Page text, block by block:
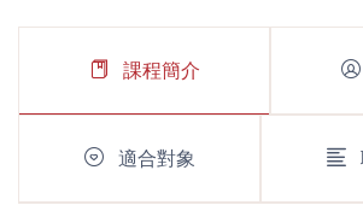
課程簡介
適合對象